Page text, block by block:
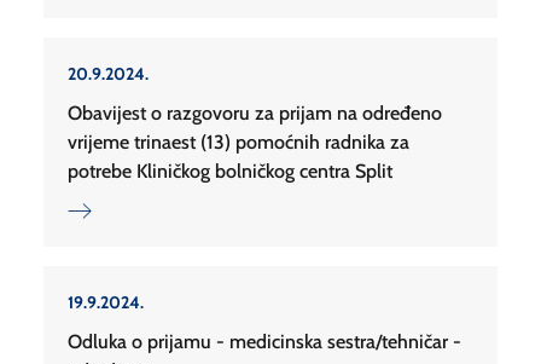
20.9.2024.
Obavijest o razgovoru za prijam na određeno
vrijeme trinaest (13) pomoćnih radnika za
potrebe Kliničkog bolničkog centra Split
19.9.2024.
Odluka o prijamu - medicinska sestra/tehničar -